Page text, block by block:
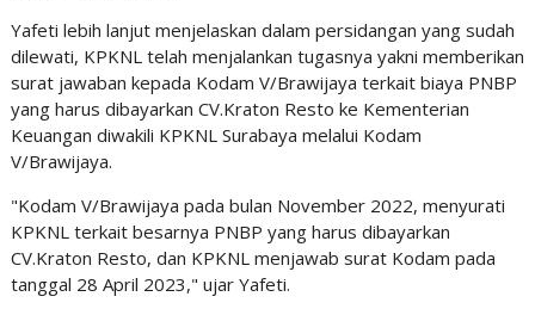
Yafeti lebih lanjut menjelaskan dalam persidangan yang sudah
dilewati, KPKNL telah menjalankan tugasnya yakni memberikan
surat jawaban kepada Kodam V/Brawijaya terkait biaya PNBP
yang harus dibayarkan CV.Kraton Resto ke Kementerian
Keuangan diwakili KPKNL Surabaya melalui Kodam
V/Brawijaya.
"Kodam V/Brawijaya pada bulan November 2022, menyurati
KPKNL terkait besarnya PNBP yang harus dibayarkan
CV.Kraton Resto, dan KPKNL menjawab surat Kodam pada
tanggal 28 April 2023," ujar Yafeti.